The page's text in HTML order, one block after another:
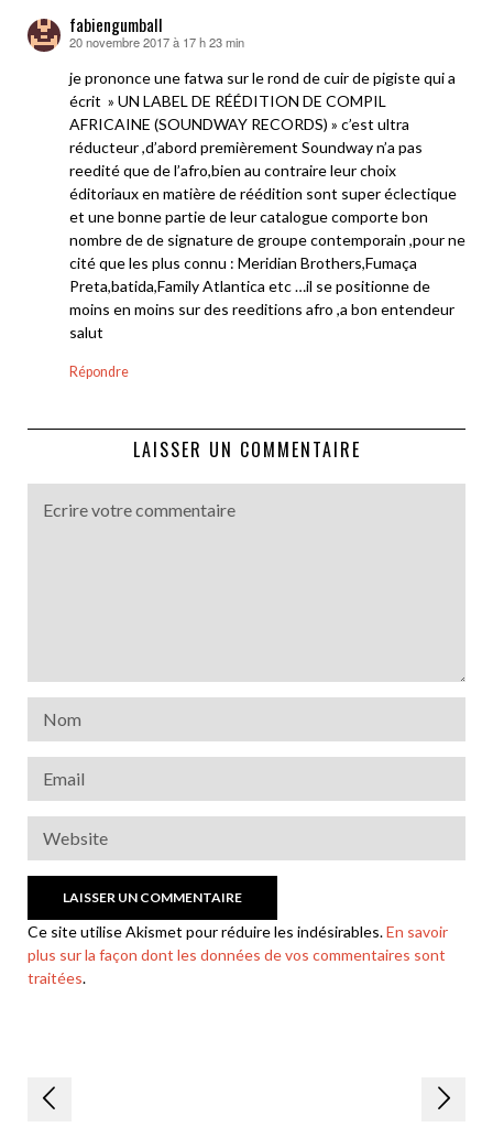
fabiengumball
dit :
20 novembre 2017 à 17 h 23 min
je prononce une fatwa sur le rond de cuir de pigiste qui a
écrit » UN LABEL DE RÉÉDITION DE COMPIL
AFRICAINE (SOUNDWAY RECORDS) » c’est ultra
réducteur ,d’abord premièrement Soundway n’a pas
reedité que de l’afro,bien au contraire leur choix
éditoriaux en matière de réédition sont super éclectique
et une bonne partie de leur catalogue comporte bon
nombre de de signature de groupe contemporain ,pour ne
cité que les plus connu : Meridian Brothers,Fumaça
Preta,batida,Family Atlantica etc …il se positionne de
moins en moins sur des reeditions afro ,a bon entendeur
salut
Répondre
LAISSER UN COMMENTAIRE
Ce site utilise Akismet pour réduire les indésirables.En savoir
plus sur la façon dont les données de vos commentaires sont
traitées.
Navigation